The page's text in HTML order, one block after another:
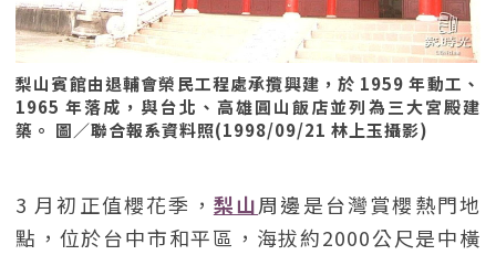
梨山賓館由退輔會榮民工程處承攬興建，於 1959 年動工、
1965 年落成，與台北、高雄圓山飯店並列為三大宮殿建
築。 圖／聯合報系資料照(1998/09/21 林上玉攝影)
3 月初正值櫻花季， 梨山周邊是台灣賞櫻熱門地
點，位於台中市和平區，海拔約2000公尺是中橫